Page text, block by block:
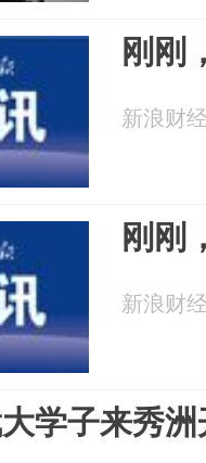
刚刚
新浪财
刚刚
新浪财
学子来秀